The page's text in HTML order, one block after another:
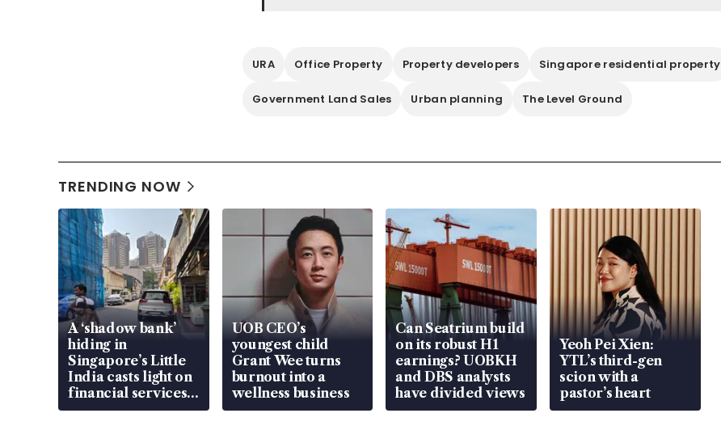
URA Office Property Property developers Singapore residential property
Government Land Sales Urban planning The Level Ground
TRENDING NOW
A ‘shadow bank’
hiding in
Singapore’s Little
India casts light on
financial services
gap
UOB CEO’s
youngest child
Grant Wee turns
burnout into a
wellness business
Can Seatrium build
on its robust H1
earnings? UOBKH
and DBS analysts
have divided views
Yeoh Pei Xien:
YTL’s third-gen
scion with a
pastor’s heart